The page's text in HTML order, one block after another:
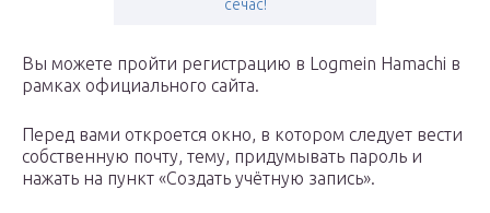
сечас!
Вы можете пройти регистрацию в Logmein Hamachi в
рамках официального сайта.
Перед вами откроется окно, в котором следует вести
собственную почту, тему, придумывать пароль и
нажать на пункт «Создать учётную запись».